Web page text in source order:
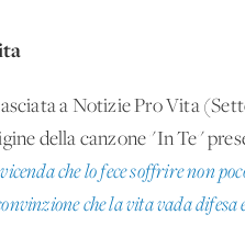
a Notizie Pro Vita
della canzone "In Te"
che lo fece soffrire non
che la vita vada